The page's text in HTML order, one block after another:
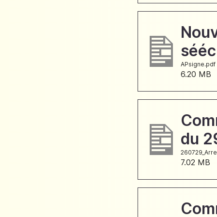
APsigne.pdf
6.20 MB
du
7.02 MB